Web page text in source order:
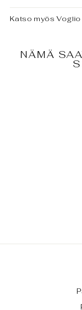
Katso myös
NÄMÄ